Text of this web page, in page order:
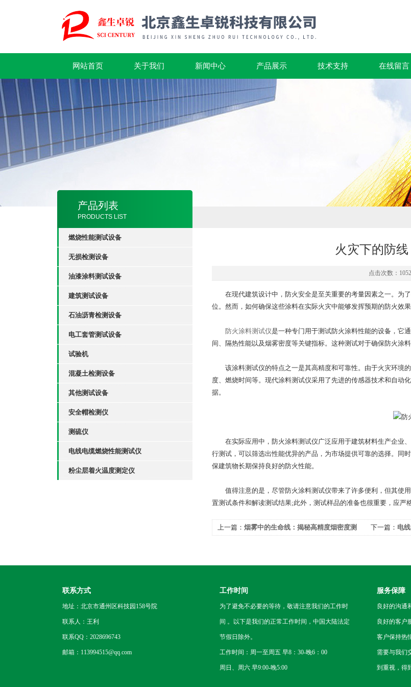
网站首页 关于我们 新闻中心 产品展示 技术支持 在线留言
产品列表
PRODUCTS LIST
燃烧性能测试设备
无损检测设备
油漆涂料测试设备
建筑测试设备
石油沥青检测设备
电工套管测试设备
试验机
混凝土检测设备
其他测试设备
安全帽检测仪
测硫仪
电线电缆燃烧性能测试仪
粉尘层着火温度测定仪
火灾下的防
点击次数：
在现代建筑设计中，防火安全是至关重要的考量因素之一。为
位。然而，如何确保这些涂料在实际火灾中能够发挥预期的防火效
防火涂料测试仪是一种专门用于测试防火涂料性能的设备，它
间、隔热性能以及烟雾密度等关键指标。这种测试对于确保防火涂
该涂料测试仪的特点之一是其高精度和可靠性。由于火灾环境
度、燃烧时间等。现代涂料测试仪采用了先进的传感器技术和自动
据。
在实际应用中，防火涂料测试仪广泛应用于建筑材料生产企业
行测试，可以筛选出性能优异的产品，为市场提供可靠的选择。同
保建筑物长期保持良好的防火性能。
值得注意的是，尽管防火涂料测试仪带来了许多便利，但其使
置测试条件和解读测试结果;此外，测试样品的准备也很重要，应严
上一篇： 烟雾中的生命线：揭秘高精度烟密度测
下一篇： 电
联系方式
地址：北京市通州区科技园158号院
联系人：王利
联系QQ：2028696743
邮箱：113994515@qq.com
工作时间
为了避免不必要的等待，敬请注意我们的工作时
间 。以下是我们的正常工作时间，中国大陆法定
节假日除外。
工作时间：周一至周五 早8：30-晚6：00
周日、周六 早9:00-晚5:00
服务保障
良好的沟通
良好的客户
客户保持热
需要与我们
到重视，得